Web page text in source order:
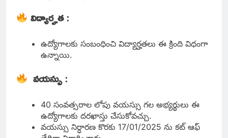
విద్యార్హత:
ఉద్యోగాలకు సంబంధించి విద్యార్హతలు ఈ క్రింది విధంగా
ఉన్నాయి.
వయస్సు:
40 సంవత్సరాల లోపు వయస్సు గల అభ్యర్థులు ఈ
ఉద్యోగాలకు దరఖాస్తు చేసుకోవచ్చు.
వయస్సు నిర్ధారణ కొరకు 17/01/2025 ను కట్ ఆఫ్